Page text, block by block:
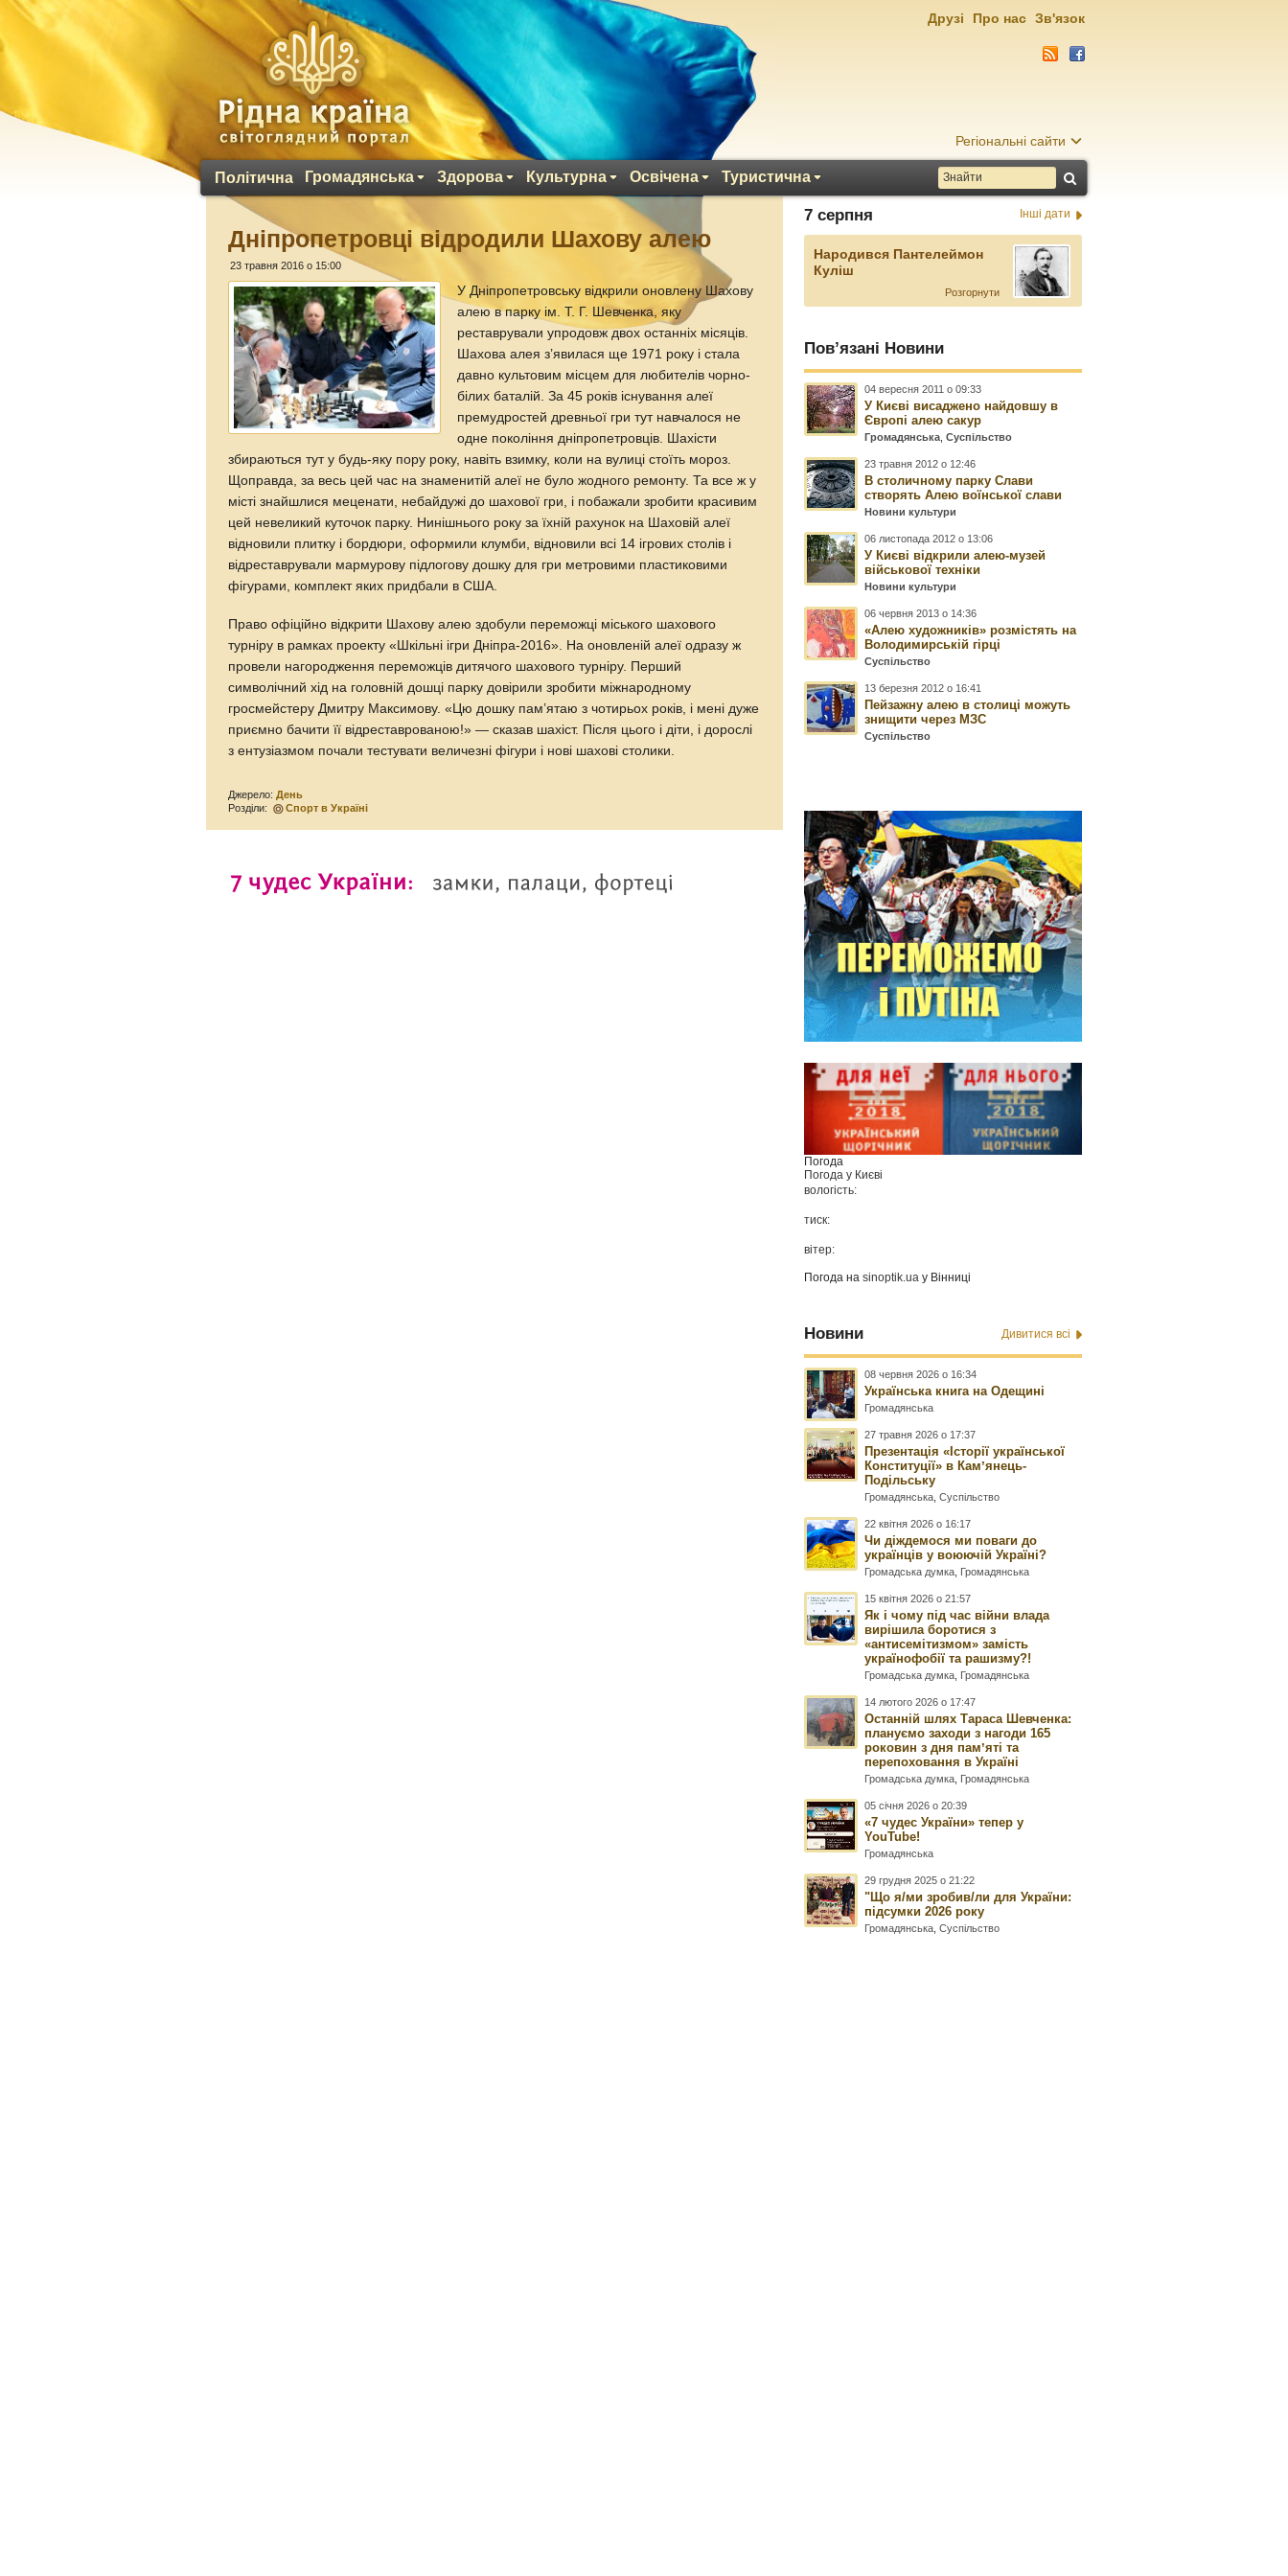
Регіональні сайти
Політична Громадянська Здорова Культурна Освічена Туристична
Друзі Про нас Зв'язок
Дніпропетровці відродили Шахову алею
23 травня 2016 о 15:00
У Дніпропетровську відкрили оновлену Шахову
алею в парку ім. Т. Г. Шевченка, яку
реставрували упродовж двох останніх місяців.
Шахова алея з’явилася ще 1971 року і стала
давно культовим місцем для любителів чорно-
білих баталій. За 45 років існування алеї
премудростей древньої гри тут навчалося не
одне покоління дніпропетровців. Шахісти
збираються тут у будь-яку пору року, навіть взимку, коли на вулиці стоїть мороз.
Щоправда, за весь цей час на знаменитій алеї не було жодного ремонту. Та все ж у
місті знайшлися меценати, небайдужі до шахової гри, і побажали зробити красивим
цей невеликий куточок парку. Нинішнього року за їхній рахунок на Шаховій алеї
відновили плитку і бордюри, оформили клумби, відновили всі 14 ігрових столів і
відреставрували мармурову підлогову дошку для гри метровими пластиковими
фігурами, комплект яких придбали в США.
Право офіційно відкрити Шахову алею здобули переможці міського шахового
турніру в рамках проекту «Шкільні ігри Дніпра-2016». На оновленій алеї одразу ж
провели нагородження переможців дитячого шахового турніру. Перший
символічний хід на головній дошці парку довірили зробити міжнародному
гросмейстеру Дмитру Максимову. «Цю дошку пам’ятаю з чотирьох років, і мені дуже
приємно бачити її відреставрованою!» — сказав шахіст. Після цього і діти, і дорослі
з ентузіазмом почали тестувати величезні фігури і нові шахові столики.
Джерело:День
Розділи:
Спорт в Україні
7 серпня Інші дати
Народився Пантелеймон
Куліш
Розгорнути
Пов’язані Новини
04 вересня 2011 о 09:33
У Києві висаджено найдовшу в
Європі алею сакур
Громадянська ,Суспільство
23 травня 2012 о 12:46
В столичному парку Слави
створять Алею воїнської слави
Новини культури
06 листопада 2012 о 13:06
У Києві відкрили алею-музей
військової техніки
Новини культури
06 червня 2013 о 14:36
«Алею художників» розмістять на
Володимирській гірці
Суспільство
13 березня 2012 о 16:41
Пейзажну алею в столиці можуть
знищити через МЗС
Суспільство
Погода
Погода у Києві
вологість:
тиск:
вітер:
Погода наsinoptik.ua у Вінниці
Новини Дивитися всі
08 червня 2026 о 16:34
Українська книга на Одещині
Громадянська
27 травня 2026 о 17:37
Презентація «Історії української
Конституції» в Камʼянець-
Подільську
Громадянська ,Суспільство
22 квітня 2026 о 16:17
Чи діждемося ми поваги до
українців у воюючій Україні?
Громадська думка Громадянська
15 квітня 2026 о 21:57
Як і чому під час війни влада
вирішила боротися з
«антисемітизмом» замість
українофобії та рашизму?!
Громадська думка Громадянська
14 лютого 2026 о 17:47
Останній шлях Тараса Шевченка:
плануємо заходи з нагоди 165
роковин з дня памʼяті та
перепоховання в Україні
Громадська думка Громадянська
05 січня 2026 о 20:39
«7 чудес України» тепер у
YouTube!
Громадянська
29 грудня 2025 о 21:22
"Що я/ми зробив/ли для України:
підсумки 2026 року
Громадянська ,Суспільство